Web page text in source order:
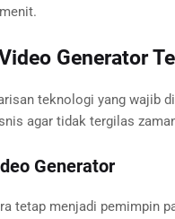
Generator
teknologi yang wajib
agar tidak tergilas
Generator
tetap menjadi pemimpin